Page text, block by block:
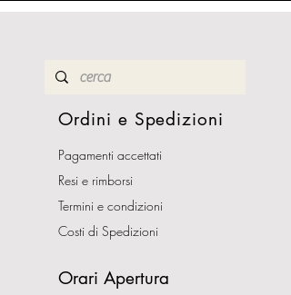
Ordini e Spedizioni
Pagamenti accettati
Resi e rimborsi
Termini e condizioni
Costi di Spedizioni
Orari Apertura